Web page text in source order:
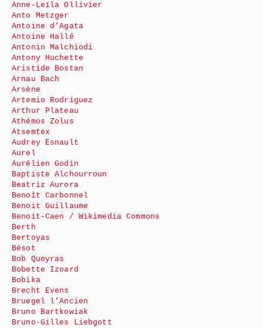
Anne-Leïla Ollivier
Anto Metzger
Antoine d’Agata
Antoine Hallé
Antonin Malchiodi
Antony Huchette
Aristide Bostan
Arnau Bach
Arsène
Artemio Rodriguez
Arthur Plateau
Athémos Zolus
Atsemtex
Audrey Esnault
Aurel
Aurélien Godin
Baptiste Alchourroun
Beatriz Aurora
Benoît Carbonnel
Benoit Guillaume
Benoit-Caen / Wikimedia Commons
Berth
Bertoyas
Bésot
Bob Queyras
Bobette Izoard
Bobika
Brecht Evens
Bruegel l’Ancien
Bruno Bartkowiak
Bruno-Gilles Liebgott